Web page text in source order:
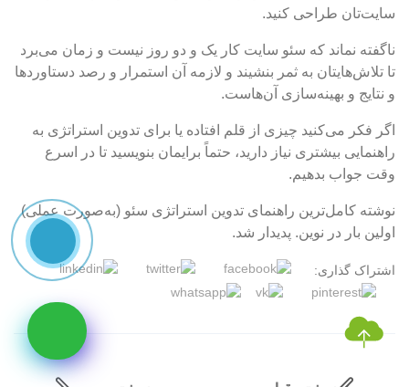
سایت‌تان طراحی کنید.
ناگفته نماند که سئو سایت کار یک و دو روز نیست و زمان می‌برد
تا تلاش‌هایتان به ثمر بنشیند و لازمه آن استمرار و رصد دستاوردها
و نتایج و بهینه‌سازی آن‌هاست.
اگر فکر می‌کنید چیزی از قلم افتاده یا برای تدوین استراتژی به
راهنمایی بیشتری نیاز دارید، حتماً برایمان بنویسید تا در اسرع
وقت جواب بدهیم.
نوشته کامل‌ترین راهنمای تدوین استراتژی سئو (به‌صورت عملی)
اولین بار در نوین. پدیدار شد.
اشتراک گذاری: